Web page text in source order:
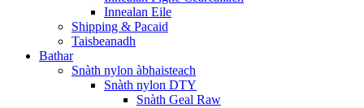
Innealan Eile
Shipping & Pacaid
Taisbeanadh
Bathar
Snàth nylon àbhaisteach
Snàth nylon DTY
Snàth Geal Raw